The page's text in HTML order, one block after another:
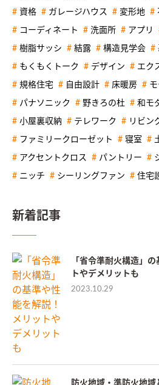
資格 ガレージハウス 変形地
コーディネート 洗面所 アプリ
樹脂サッシ 結露 構造見学会
もくもくトーク デザイン エク
規格住宅 自由設計 床暖房
パナソニック 野きろの杜 和モ
小屋裏収納 テレワーク リビン
ファミリークローゼット 寝室
アクセントクロス パントリー
ニッチ シーリングファン 住宅
新着記事
「省令準耐火構造」
トやデメリットも
2023.10.29